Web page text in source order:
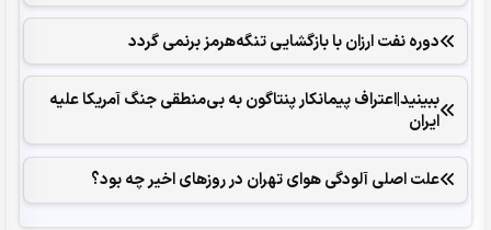
دوره نفت ارزان با بازگشایی تنگه‌هرمز برنمی گردد
ببینید|اعتراف پیمانکار پنتاگون به بی‌منطقی جنگ آمریکا علیه
ایران
علت اصلی آلودگی هوای تهران در روزهای اخیر چه بود؟